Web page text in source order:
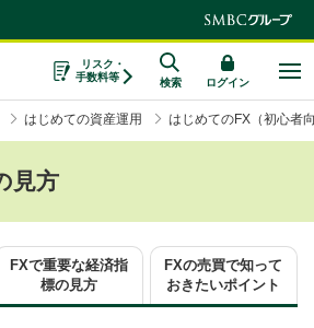
リスク・
手数料等
検索 ログイン
はじめての資産運用 はじめてのFX（初心者
見方
FXで重要な経済指
標の見方
FXの売買で知って
おきたいポイント